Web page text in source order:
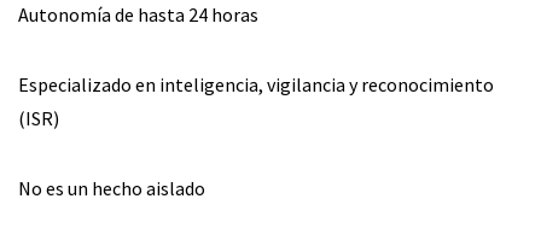
Autonomía de hasta 24 horas
Especializado en inteligencia, vigilancia y reconocimiento
(ISR)
No es un hecho aislado